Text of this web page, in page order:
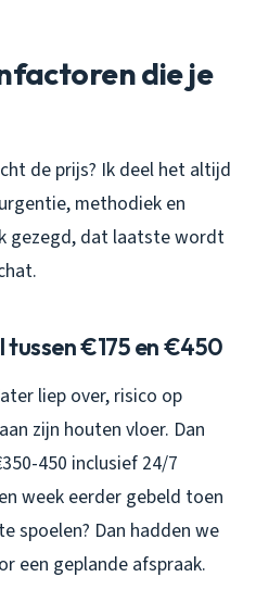
die je
de prijs? Ik deel het altijd
methodiek en
gezegd, dat laatste wordt
tussen €175 en €450
liep over, risico op
zijn houten vloer. Dan
450 inclusief 24/7
week eerder gebeld toen
spoelen? Dan hadden we
een geplande afspraak.